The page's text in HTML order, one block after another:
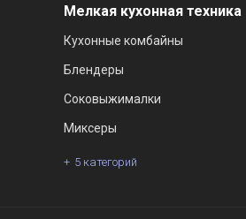
Мелкая кухонная техника
Кухонные комбайны
Блендеры
Соковыжималки
Миксеры
5 категорий